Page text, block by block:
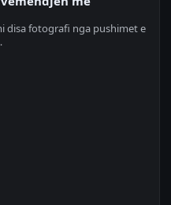
disa fotografi nga pushimet e